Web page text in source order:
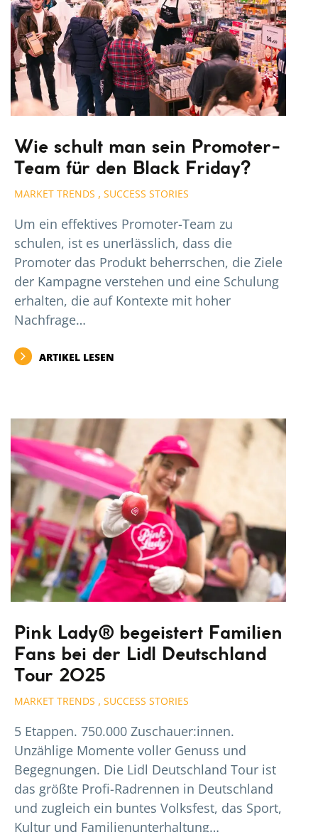
Wie schult man sein Promoter-
Team für den Black Friday?
MARKET TRENDS , SUCCESS STORIES
Um ein effektives Promoter-Team zu
schulen, ist es unerlässlich, dass die
Promoter das Produkt beherrschen, die Ziele
der Kampagne verstehen und eine Schulung
erhalten, die auf Kontexte mit hoher
Nachfrage…
ARTIKEL LESEN
Pink Lady® begeistert Familien
Fans bei der Lidl Deutschland
Tour 2025
MARKET TRENDS , SUCCESS STORIES
5 Etappen. 750.000 Zuschauer:innen.
Unzählige Momente voller Genuss und
Begegnungen. Die Lidl Deutschland Tour ist
das größte Profi-Radrennen in Deutschland
und zugleich ein buntes Volksfest, das Sport,
Kultur und Familienunterhaltung…